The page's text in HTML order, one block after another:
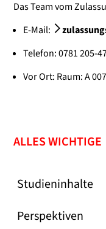
Das Team vom
E-Mail:
Telefon: 0781 205-
Vor Ort: Raum: A 007
ALLES WICHTIGE
Studieninhalte
Perspektiven